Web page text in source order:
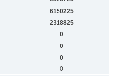
6150225
2318825
0
0
0
0